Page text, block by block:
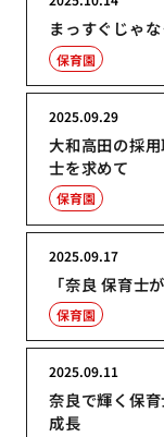
まっすぐじゃ
保育園
大和高田の採
士を求めて
2025.09.29
保育園
「奈良 保育士
2025.09.17
保育園
奈良で輝く保
成長
2025.09.11